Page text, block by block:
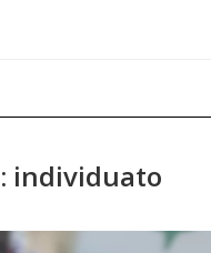
individuato